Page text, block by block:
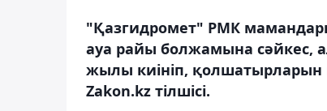
"Қазгидромет" РМК
ауа райы болжамына сәйкес,
жылы киініп,
Zakon.kz тілшісі.